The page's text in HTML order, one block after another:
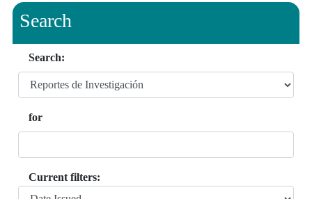
Search
Search:
for
Current filters: